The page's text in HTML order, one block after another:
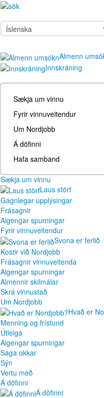
Almenn
Innskráning
Sækja um vinnu
Fyrir vinnuveitendur
Um Nordjobb
Á döfinni
Hafa samband
Sækja um vinnu
Laus störf
Gagnlegar upplýsingar
Frásagnir
Algengar spurningar
Fyrir vinnuveitendur
Svona er ferlið
Kostir við Nordjobb
Frásagnir vinnuveitenda
Algengar spurningar
Almennir skilmálar
Skrá vinnustað
Um Nordjobb
Hvað er
Menning og frístund
Útleiga
Algengar spurningar
Saga okkar
Sýn
Vertu með
Á döfinni
Á döfinni